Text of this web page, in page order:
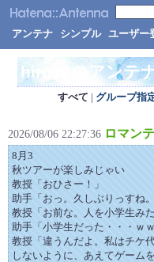
アンテナ シンプル ユーザー
hiro19のアンテ
すべて | グループ指
2026/08/06 22:27:36 ロマン
8月3
秋ツアーが楽しみじゃい
教授「おひさー！」
助手「おっ。久しぶりっすね
教授「お前な。人を小学生み
助手「小学生だった・・・ｗｗ
教授「違うんだよ。私はチケ
しないように、あえてゲーム